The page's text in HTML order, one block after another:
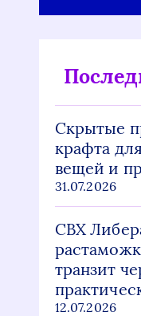
Скрытые
крафта
вещей и
31.07.2026
СВХ
транзит
12.07.2026